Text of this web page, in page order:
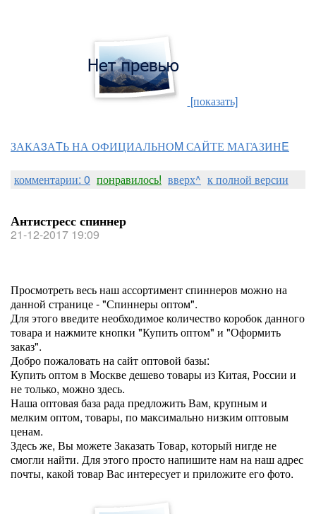
[показать]
ЗАКА3АTЬ НА ОФИЦИАЛЬНОM САЙТЕ МАГАЗИНE
комментарии: 0 понравилось! вверх^ к полной версии
Антистресс спиннер
21-12-2017 19:09
Просмотреть весь наш ассортимент спиннеров можно на
данной странице - "Спиннеры оптом".
Для этого введите необходимое количество коробок данного
товара и нажмите кнопки "Купить оптом" и "Оформить
заказ".
Добро пожаловать на сайт оптовой базы:
Купить оптом в Москве дешево товары из Китая, России и
не только, можно здесь.
Наша оптовая база рада предложить Вам, крупным и
мелким оптом, товары, по максимально низким оптовым
ценам.
Здесь же, Вы можете Заказать Товар, который нигде не
смогли найти. Для этого просто напишите нам на наш адрес
почты, какой товар Вас интересует и приложите его фото.